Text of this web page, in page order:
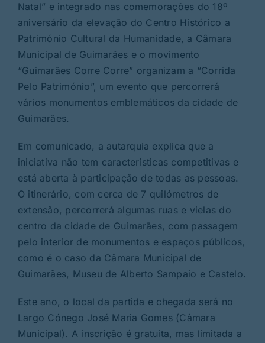
Natal” e integrado nas comemorações do 18º
aniversário da elevação do Centro Histórico a
Património Cultural da Humanidade, a Câmara
Municipal de Guimarães e o movimento
“Guimarães Corre Corre” organizam a “Corrida
Pelo Património”, um evento que percorrerá
vários monumentos emblemáticos da cidade de
Guimarães.
Em comunicado, a autarquia explica que a
iniciativa não tem características competitivas e
está aberta à participação de todas as pessoas.
O itinerário, com cerca de 7 quilómetros de
extensão, percorrerá algumas ruas e vielas do
centro da cidade de Guimarães, com passagem
pelo interior de monumentos e espaços públicos,
como é o caso da Câmara Municipal de
Guimarães, Museu de Alberto Sampaio e Castelo.
Este ano, o local da partida e chegada será no
Largo Cónego José Maria Gomes (Câmara
Municipal). A inscrição é gratuita, mas limitada a